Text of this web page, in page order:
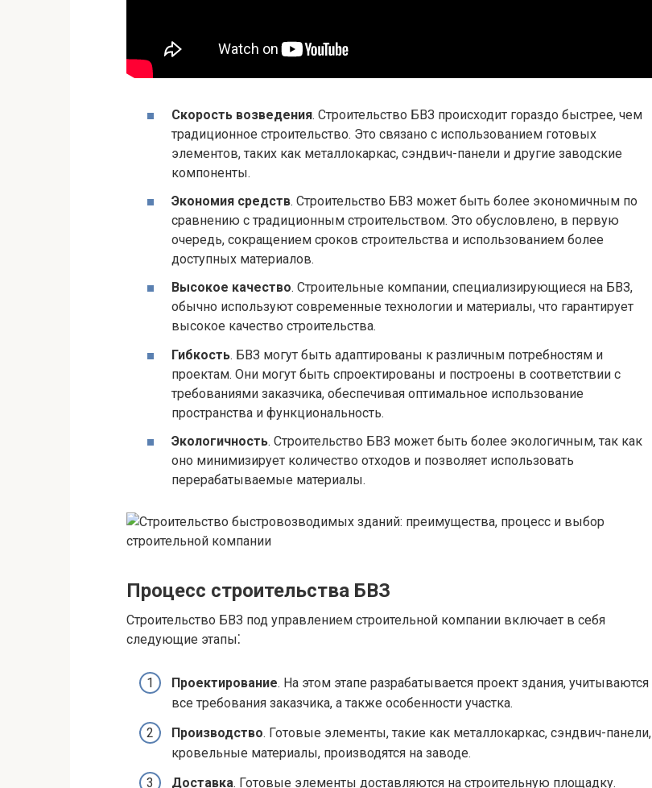
Скорость возведения. Строительство БВЗ происходит гораздо быстрее, чем
традиционное строительство. Это связано с использованием готовых
элементов, таких как металлокаркас, сэндвич-панели и другие заводские
компоненты.
Экономия средств. Строительство БВЗ может быть более экономичным по
сравнению с традиционным строительством. Это обусловлено, в первую
очередь, сокращением сроков строительства и использованием более
доступных материалов.
Высокое качество. Строительные компании, специализирующиеся на БВЗ,
обычно используют современные технологии и материалы, что гарантирует
высокое качество строительства.
Гибкость. БВЗ могут быть адаптированы к различным потребностям и
проектам. Они могут быть спроектированы и построены в соответствии с
требованиями заказчика, обеспечивая оптимальное использование
пространства и функциональность.
Экологичность. Строительство БВЗ может быть более экологичным, так как
оно минимизирует количество отходов и позволяет использовать
перерабатываемые материалы.
Процесс строительства БВЗ
Строительство БВЗ под управлением строительной компании включает в себя
следующие этапы⁚
Проектирование. На этом этапе разрабатывается проект здания, учитываются
все требования заказчика, а также особенности участка.
Производство. Готовые элементы, такие как металлокаркас, сэндвич-панели,
кровельные материалы, производятся на заводе.
Доставка. Готовые элементы доставляются на строительную площадку.